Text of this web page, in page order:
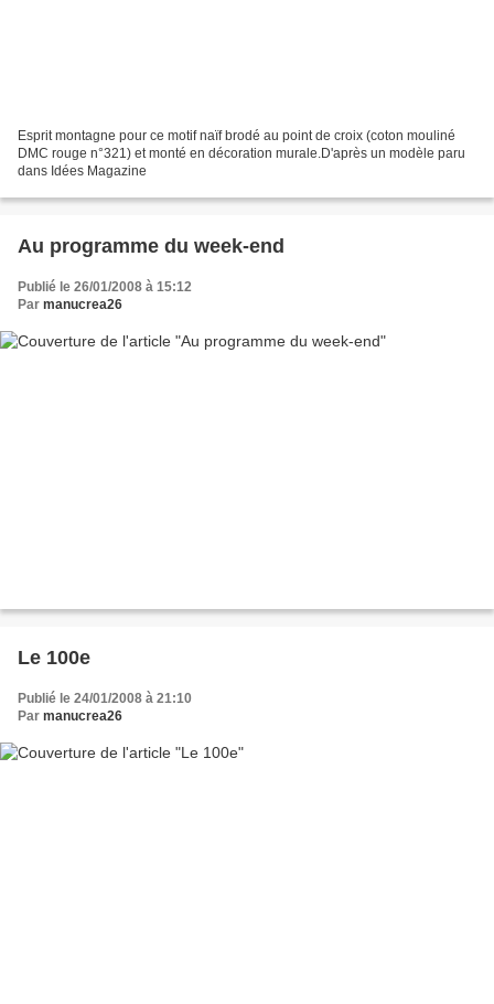
Esprit montagne pour ce motif naïf brodé au point de croix (coton mouliné
DMC rouge n°321) et monté en décoration murale.D'après un modèle paru
dans Idées Magazine
Au programme du week-end
Publié le 26/01/2008 à 15:12
Par manucrea26
Le 100e
Publié le 24/01/2008 à 21:10
Par manucrea26